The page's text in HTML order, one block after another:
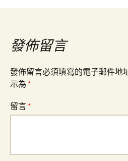
導
覽發佈留言
發佈留言必須填寫的電子郵件地
示為 *
留言 *